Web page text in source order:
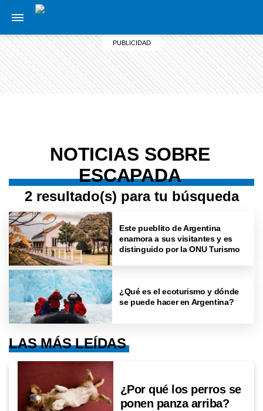
NOTICIAS SOBRE
ESCAPADA
2 resultado(s) para tu búsqueda
Este pueblito de Argentina
enamora a sus visitantes y es
distinguido por la ONU Turismo
¿Qué es el ecoturismo y dónde
se puede hacer en Argentina?
LAS MÁS LEÍDAS
¿Por qué los perros se
ponen panza arriba?